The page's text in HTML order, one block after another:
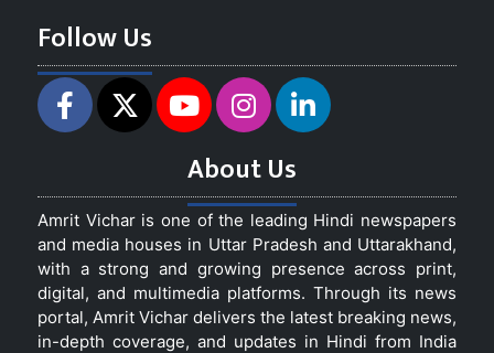
Follow Us
About Us
Amrit Vichar is one of the leading Hindi newspapers
and media houses in Uttar Pradesh and Uttarakhand,
with a strong and growing presence across print,
digital, and multimedia platforms. Through its news
portal, Amrit Vichar delivers the latest breaking news,
in-depth coverage, and updates in Hindi from India